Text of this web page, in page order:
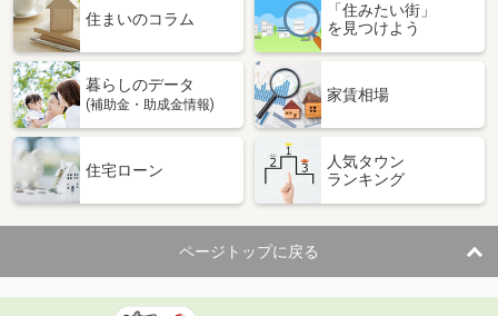
住まいのコラム
「住みたい街」
を見つけよう
暮らしのデータ
(補助金・助成金情報)
家賃相場
住宅ローン
人気タウン
ランキング
ページトップに戻る